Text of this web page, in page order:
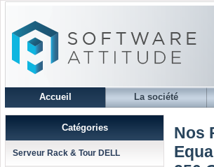
Accueil La société
Catégories
Serveur Rack & Tour DELL
Nos